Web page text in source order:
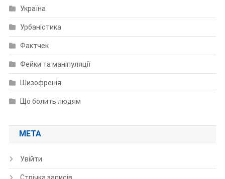
Україна
Урбаністика
Фактчек
Фейки та маніпуляції
Шизофренія
Що болить людям
МЕТА
Увійти